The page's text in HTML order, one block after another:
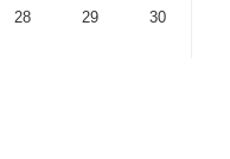
28 29
30